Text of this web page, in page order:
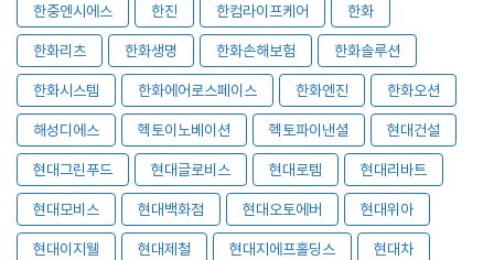
한중엔시에스 한진 한컴라이프케어 한화
한화리츠 한화생명 한화손해보험 한화솔루션
한화시스템 한화에어로스페이스 한화엔진 한화오션
해성디에스 헥토이노베이션 헥토파이낸셜 현대건설
현대그린푸드 현대글로비스 현대로템 현대리바트
현대모비스 현대백화점 현대오토에버 현대위아
현대이지웰 현대제철 현대지에프홀딩스 현대차